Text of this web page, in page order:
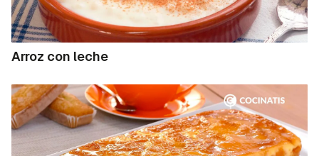
Arroz con leche